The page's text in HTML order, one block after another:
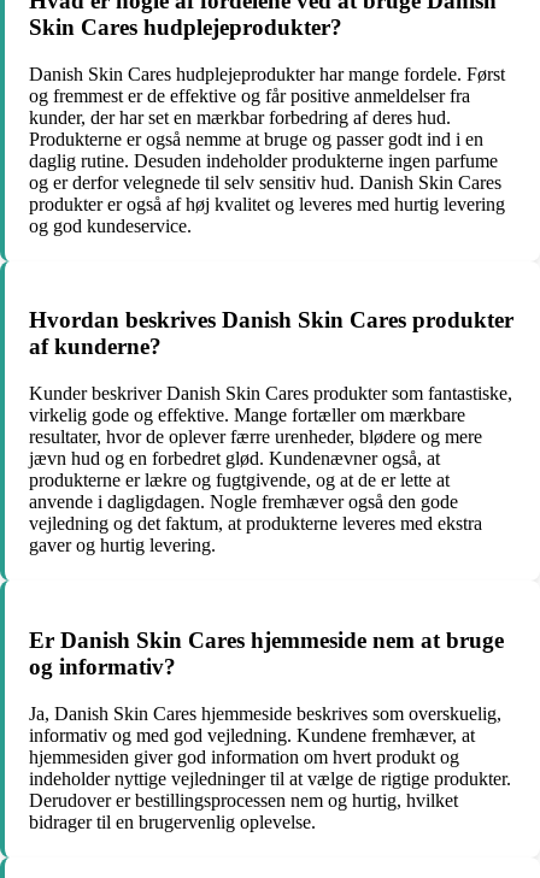
Skin Cares hudplejeprodukter?
Danish Skin Cares hudplejeprodukter har mange fordele. Først
og fremmest er de effektive og får positive anmeldelser fra
kunder, der har set en mærkbar forbedring af deres hud.
Produkterne er også nemme at bruge og passer godt ind i en
daglig rutine. Desuden indeholder produkterne ingen parfume
og er derfor velegnede til selv sensitiv hud. Danish Skin Cares
produkter er også af høj kvalitet og leveres med hurtig levering
og god kundeservice.
Hvordan beskrives Danish Skin Cares produkter
af kunderne?
Kunder beskriver Danish Skin Cares produkter som fantastiske,
virkelig gode og effektive. Mange fortæller om mærkbare
resultater, hvor de oplever færre urenheder, blødere og mere
jævn hud og en forbedret glød. Kundenævner også, at
produkterne er lækre og fugtgivende, og at de er lette at
anvende i dagligdagen. Nogle fremhæver også den gode
vejledning og det faktum, at produkterne leveres med ekstra
gaver og hurtig levering.
Er Danish Skin Cares hjemmeside nem at bruge
og informativ?
Ja, Danish Skin Cares hjemmeside beskrives som overskuelig,
informativ og med god vejledning. Kundene fremhæver, at
hjemmesiden giver god information om hvert produkt og
indeholder nyttige vejledninger til at vælge de rigtige produkter.
Derudover er bestillingsprocessen nem og hurtig, hvilket
bidrager til en brugervenlig oplevelse.